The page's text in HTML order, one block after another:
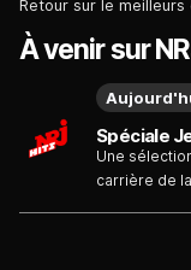
À venir sur
Une
carrière de